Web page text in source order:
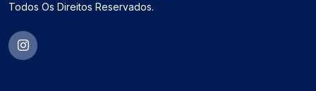
Todos Os Direitos Reservados.